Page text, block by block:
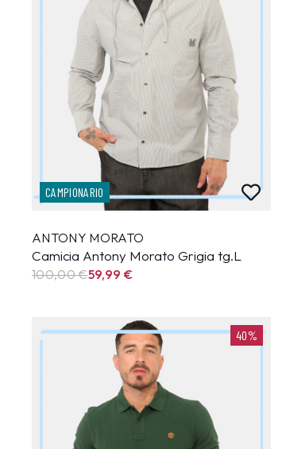
CAMPIONARIO
ANTONY MORATO
Camicia Antony Morato Grigia tg.L
100,00 €59,99 €
40%